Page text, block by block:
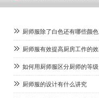
厨师服除了白色还有哪些颜
厨师服有效提高厨房工作的
如何用厨师服区分厨师的等级
厨师服的设计有什么讲究